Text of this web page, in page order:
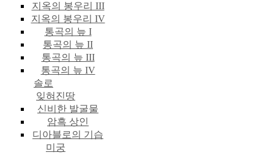
지옥의 봉우리 III
지옥의 봉우리 IV
통곡의 늪 I
통곡의 늪 II
통곡의 늪 III
통곡의 늪 IV
솔로
잊혀진땅
신비한 발굴물
암흑 상인
디아블로의 기습
미궁